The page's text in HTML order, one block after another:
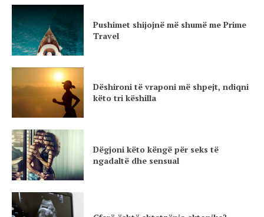
Pushimet shijojnë më shumë me Prime
Travel
Dëshironi të vraponi më shpejt, ndiqni
këto tri këshilla
Dëgjoni këto këngë për seks të
ngadaltë dhe sensual